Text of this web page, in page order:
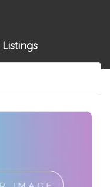
Listings